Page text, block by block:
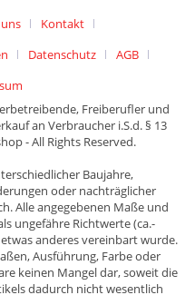
Kontakt
Datenschutz
AGB
Freiberufler und
an Verbraucher i.S.d. § 13
- All Rights Reserved.
Baujahre,
oder nachträglicher
Alle angegebenen Maße und
ungefähre Richtwerte (ca.-
anderes vereinbart wurde.
Ausführung, Farbe oder
keinen Mangel dar, soweit die
dadurch nicht wesentlich